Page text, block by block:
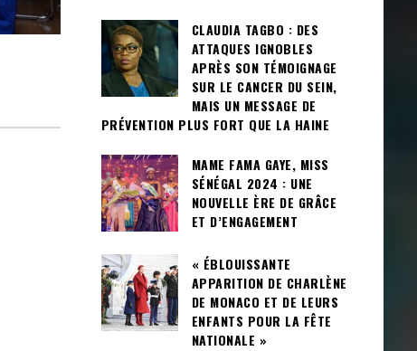
CLAUDIA TAGBO : DES
ATTAQUES IGNOBLES
APRÈS SON TÉMOIGNAGE
SUR LE CANCER DU SEIN,
MAIS UN MESSAGE DE
PRÉVENTION PLUS FORT QUE LA HAINE
MAME FAMA GAYE, MISS
SÉNÉGAL 2024 : UNE
NOUVELLE ÈRE DE GRÂCE
ET D’ENGAGEMENT
« ÉBLOUISSANTE
APPARITION DE CHARLÈNE
DE MONACO ET DE LEURS
ENFANTS POUR LA FÊTE
NATIONALE »